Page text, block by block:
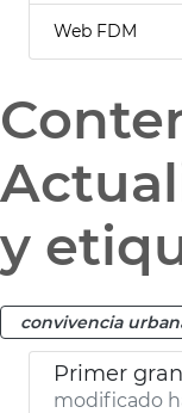
Web FDM
y
convivencia
modificado